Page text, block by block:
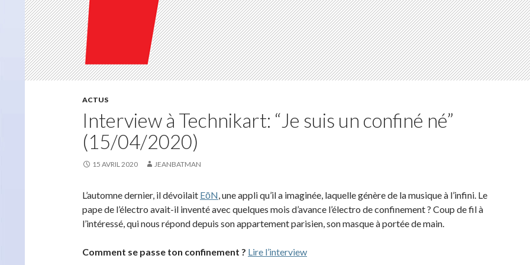
ACTUS
Interview à Technikart: “Je suis un confiné né”
(15/04/2020)
15 AVRIL 2020 JEANBATMAN
L’automne dernier, ildévoilait EōN,une appli qu’il a imaginée, laquellegénère de la musique à l’infini. Le
pape de l’électro avait-il inventéavec quelques mois d’avance l’électro de confinement ? Coup de fil à
l’intéressé, qui nous répond depuis son appartement parisien,son masqueàportée de main.
Comment se passe ton confinement ? Lire l’interview